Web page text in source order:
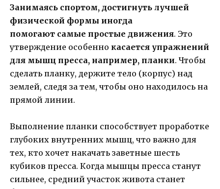
Занимаясь спортом, достигнуть лучшей
физической формы иногда
помогают самые простые движения. Это
утверждение особенно касается упражнений
для мышц пресса, например, планки. Чтобы
сделать планку, держите тело (корпус) над
землей, следя за тем, чтобы оно находилось на
прямой линии.
Выполнение планки способствует проработке
глубоких внутренних мышц, что важно для
тех, кто хочет накачать заветные шесть
кубиков пресса. Когда мышцы пресса станут
сильнее, средний участок живота станет